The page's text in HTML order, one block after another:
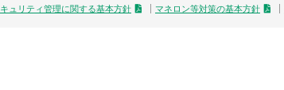
ュリティ管理に関する基本方針 マネロン等対策の基本方針